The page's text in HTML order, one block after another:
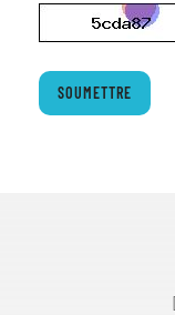
SOUMETTRE